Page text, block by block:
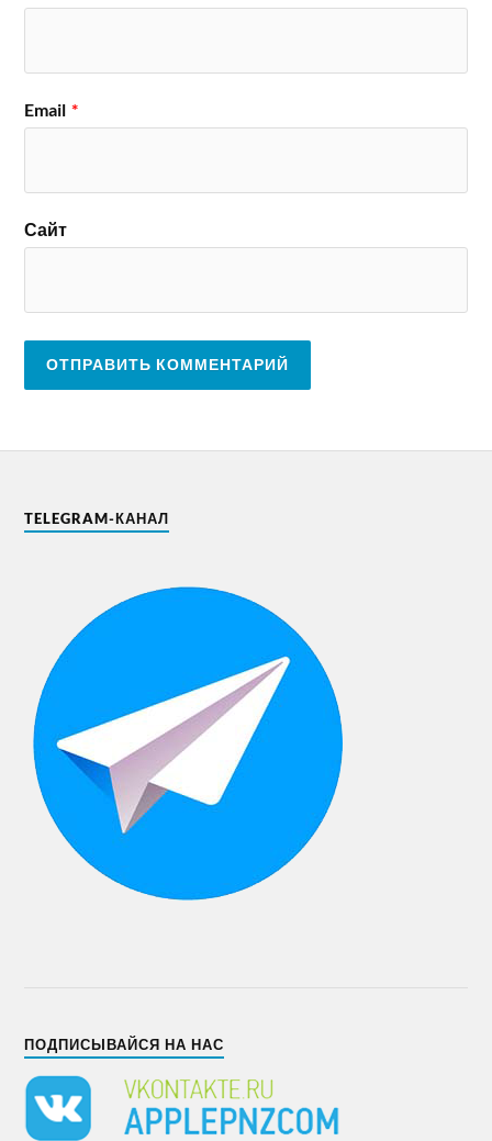
Email *
Сайт
TELEGRAM-КАНАЛ
ПОДПИСЫВАЙСЯ НА НАС